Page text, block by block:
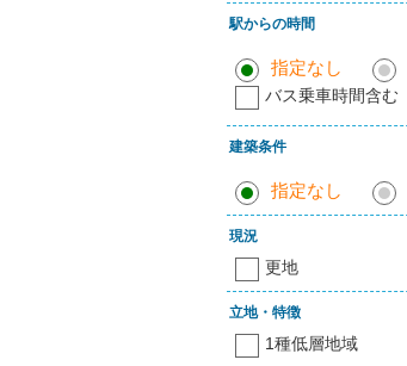
駅からの時間
指定なし
バス乗車時間含む
建築条件
指定なし
現況
更地
立地・特徴
1種低層地域